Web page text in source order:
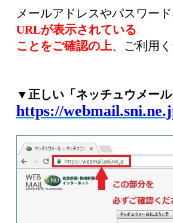
メールアドレスやパスワー
URLが表示されている
ことをご確認の上、ご利用
▼正しい「ネッチュウメー
https://